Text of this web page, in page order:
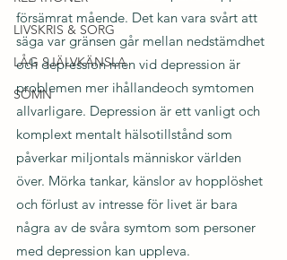
LIVSKRIS & SORG
LÅG SJÄLVKÄNSLA
SÖMN
försämrat mående. Det kan vara svårt att
säga var gränsen går mellan nedstämdhet
och depression men vid depression är
problemen mer ihållandeoch symtomen
allvarligare. Depression är ett vanligt och
komplext mentalt hälsotillstånd som
påverkar miljontals människor världen
över. Mörka tankar, känslor av hopplöshet
och förlust av intresse för livet är bara
några av de svåra symtom som personer
med depression kan uppleva.